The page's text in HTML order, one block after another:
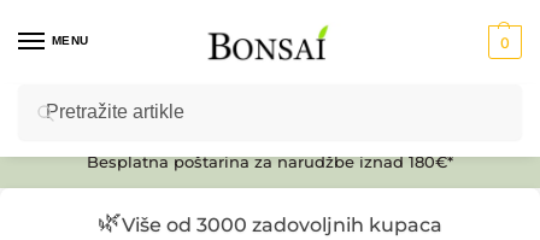
MENU 0
Ulaz u E-SHOP
Besplatna poštarina za narudžbe iznad 180€*
🌿Više od 3000 zadovoljnih kupaca